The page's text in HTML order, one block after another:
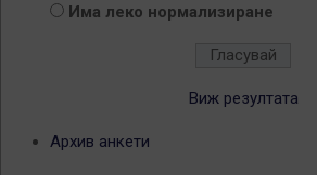
Има леко нормализиране
Виж резултата
Архив анкети